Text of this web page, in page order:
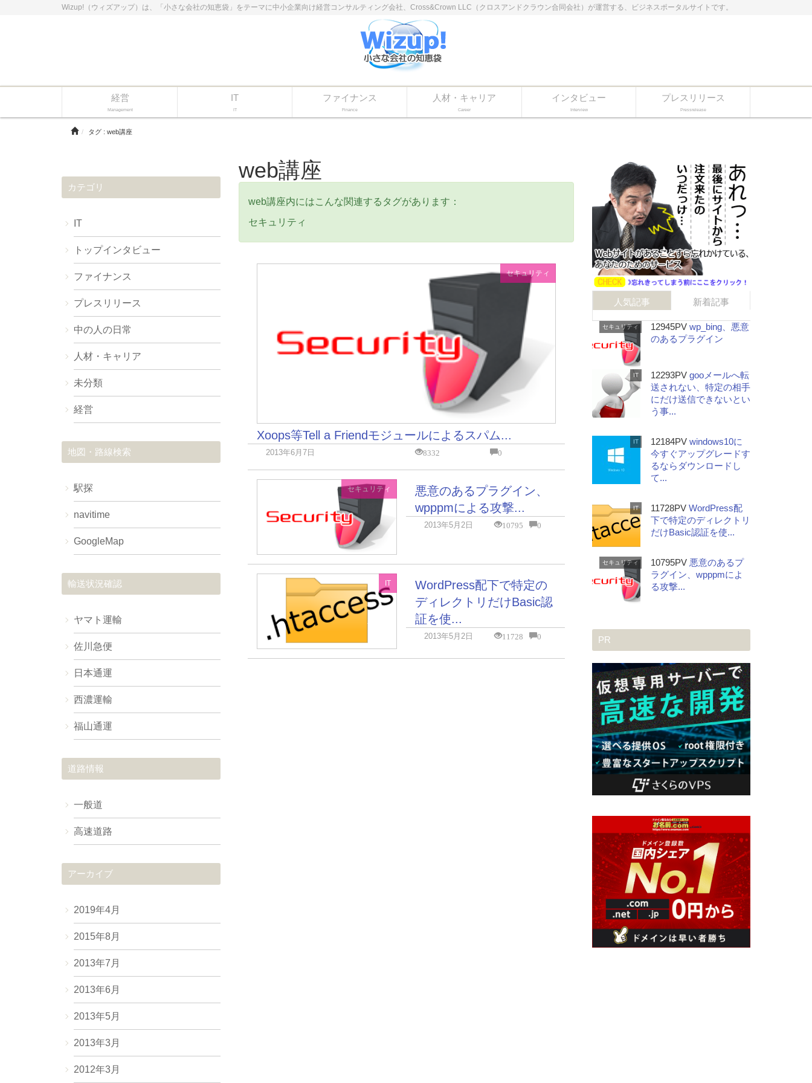
Wizup!（ウィズアップ）は、「小さな会社の知恵袋」をテーマに中小企業向け経営コンサルティング会社、Cross&Crown LLC（クロスアンドクラウン合同会社）が運営する、ビジネスポータルサイトです。
経営
Management
IT
IT
ファイナンス
Finance
人材・キャリア
Career
インタビュー
Interview
プレスリリース
Pressrelease
タグ : web講座
web講座
web講座内にはこんな関連するタグがあります：
セキュリティ
セキュリティ
Xoops等Tell a Friendモジュールによるスパム...
2013年6月7日 8332 0
セキュリティ
悪意のあるプラグイン、
wpppmによる攻撃...
2013年5月2日 10795 0
IT
WordPress配下で特定の
ディレクトリだけBasic認
証を使...
2013年5月2日 11728 0
カテゴリ
IT
トップインタビュー
ファイナンス
プレスリリース
中の人の日常
人材・キャリア
未分類
経営
地図・路線検索
駅探
navitime
GoogleMap
輸送状況確認
ヤマト運輸
佐川急便
日本通運
西濃運輸
福山通運
道路情報
一般道
高速道路
アーカイブ
2019年4月
2015年8月
2013年7月
2013年6月
2013年5月
2013年3月
2012年3月
人気記事 新着記事
セキュリティ 12945PV wp_bing、悪意
のあるプラグイン
IT 12293PV gooメールへ転
送されない、特定の相手
にだけ送信できないとい
う事...
IT 12184PV windows10に
今すぐアップグレードす
るならダウンロードし
て...
IT 11728PV WordPress配
下で特定のディレクトリ
だけBasic認証を使...
セキュリティ 10795PV 悪意のあるプ
ラグイン、wpppmによ
る攻撃...
PR